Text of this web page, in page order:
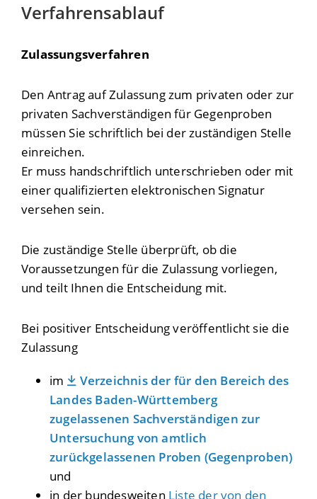
Verfahrensablauf
Zulassungsverfahren
Den Antrag auf Zulassung zum privaten oder zur
privaten Sachverständigen für Gegenproben
müssen Sie schriftlich bei der zuständigen Stelle
einreichen.
Er muss handschriftlich unterschrieben oder mit
einer qualifizierten elektronischen Signatur
versehen sein.
Die zuständige Stelle überprüft, ob die
Voraussetzungen für die Zulassung vorliegen,
und teilt Ihnen die Entscheidung mit.
Bei positiver Entscheidungveröffentlicht sie die
Zulassung
im
Verzeichnis der für den Bereich des
Landes Baden-Württemberg
zugelassenen Sachverständigen zur
Untersuchung von amtlich
zurückgelassenen Proben (Gegenproben)
und
in der bundesweiten Liste der von den